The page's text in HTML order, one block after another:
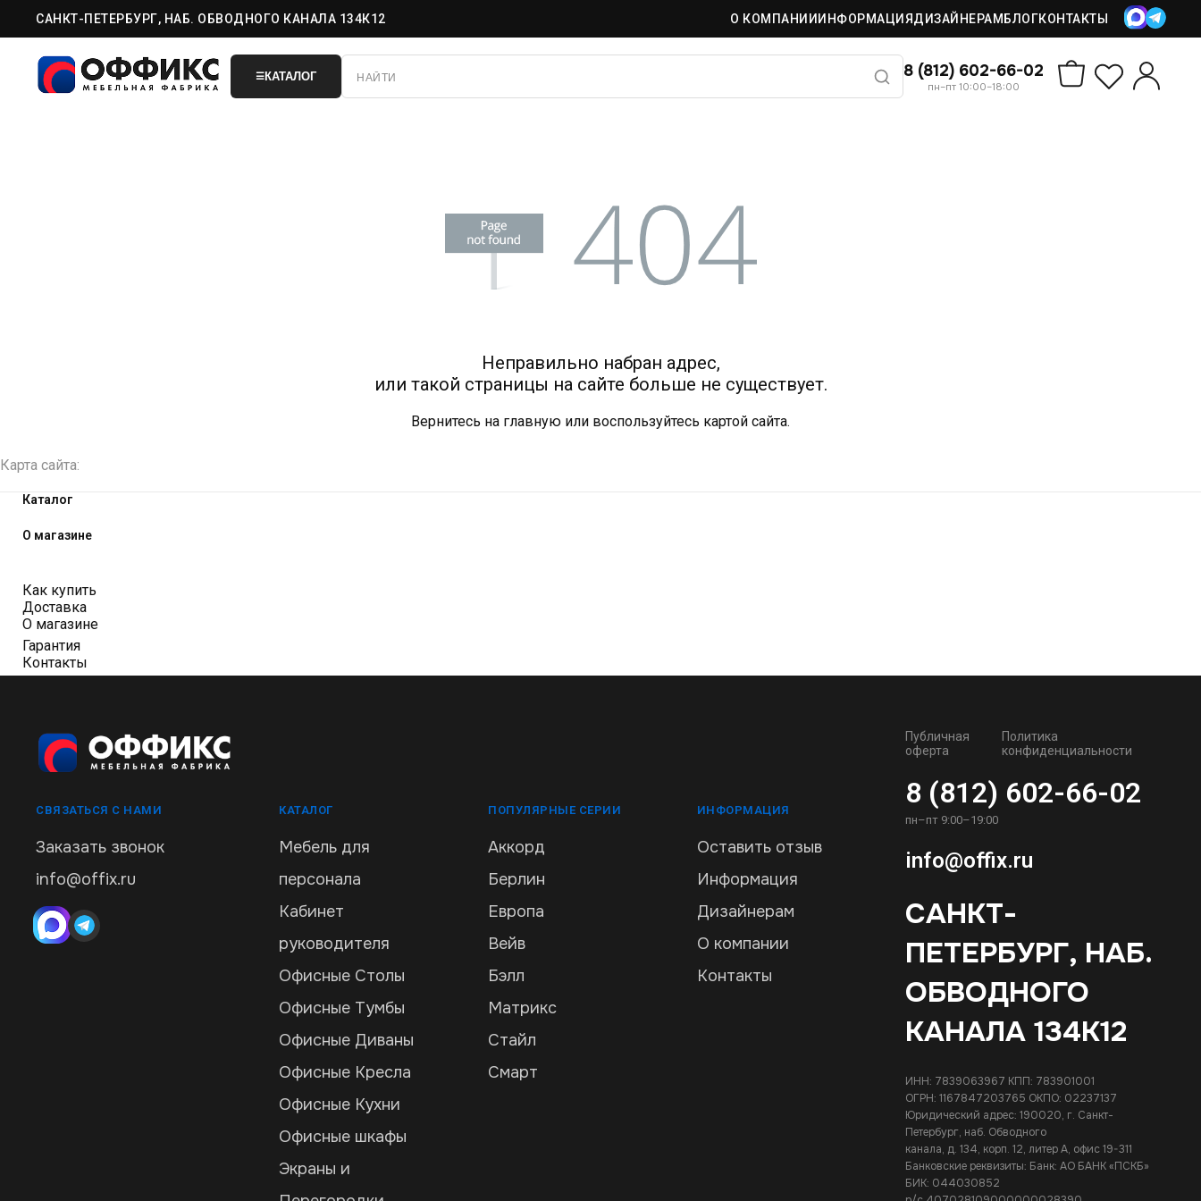
САНКТ-ПЕТЕРБУРГ, НАБ. ОБВОДНОГО КАНАЛА 134К12 О КОМПАНИИ ИНФОРМАЦИЯДИЗАЙНЕРАМ БЛОГКОНТАКТЫ
☰КАТАЛОГ 8 (812) 602-66-02
пн–пт 10:00–18:00
Неправильно набран адрес,
или такой страницы на сайте больше не существует.
Вернитесь на главную или воспользуйтесь картой сайта.
Карта сайта:
Каталог
О магазине
Как купить
Доставка
О магазине
Гарантия
Контакты
СВЯЗАТЬСЯ С НАМИ
Заказать звонок
info@offix.ru
КАТАЛОГ
Мебель для
персонала
Кабинет
руководителя
Офисные Столы
Офисные Тумбы
Офисные Диваны
Офисные Кресла
Офисные Кухни
Офисные шкафы
Экраны и
ПОПУЛЯРНЫЕ СЕРИИ
Аккорд
Берлин
Европа
Вейв
Бэлл
Матрикс
Стайл
Смарт
ИНФОРМАЦИЯ
Оставить отзыв
Информация
Дизайнерам
О компании
Контакты
Публичная
оферта
Политика
конфиденциальности
8 (812) 602-66-02
пн–пт 9:00–19:00
info@offix.ru
САНКТ-
ПЕТЕРБУРГ, НАБ.
ОБВОДНОГО
КАНАЛА 134К12
ИНН: 7839063967 КПП: 783901001
ОГРН: 1167847203765 ОКПО: 02237137
Юридический адрес: 190020, г. Санкт-
Петербург, наб. Обводного
канала, д. 134, корп. 12, литер А, офис 19-311
Банковские реквизиты: Банк: АО БАНК «ПСКБ»
БИК: 044030852